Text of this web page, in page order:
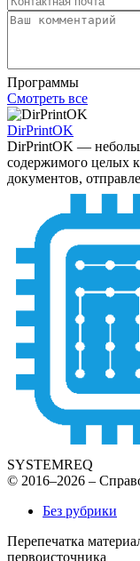
Программы
Смотреть все
DirPrintOK
DirPrintOK —
содержимого целых
документов,
SYSTEMREQ
© 2016–2026 –
Без рубрики
Перепечатка
первоисточника